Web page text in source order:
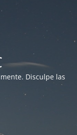
Disculpe las